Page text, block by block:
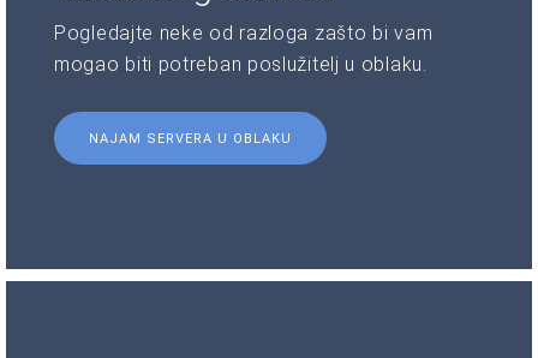
Pogledajte neke od razloga zašto bi vam
mogao biti potreban poslužitelj u oblaku.
NAJAM SERVERA U OBLAKU